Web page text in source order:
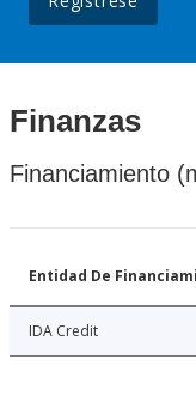
Finanzas
Financiamiento
Entidad De
IDA Credit